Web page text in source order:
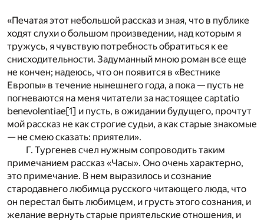
«Печатая этот небольшой рассказ и зная, что в публике
ходят слухи о большом произведении, над которым я
тружусь, я чувствую потребность обратиться к ее
снисходительности. Задуманный мною роман все еще
не кончен; надеюсь, что он появится в «Вестнике
Европы» в течение нынешнего года, а пока — пусть не
погневаются на меня читатели за настоящее captatio
benevolentiae[1] и пусть, в ожидании будущего, прочтут
мой рассказ не как строгие судьи, а как старые знакомые
— не смею сказать: приятели».
Г. Тургенев счел нужным сопроводить таким
примечанием рассказ «Часы». Оно очень характерно,
это примечание. В нем выразилось и сознание
стародавнего любимца русского читающего люда, что
он перестал быть любимцем, и грусть этого сознания, и
желание вернуть старые приятельские отношения, и